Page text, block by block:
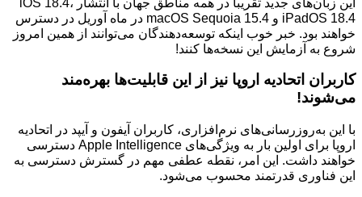
iPadOS 18.4 و macOS Sequoia 15.4 در ماه آوریل در دسترس
خواهند بود. خبر خوب اینکه توسعه‌دهندگان می‌توانند از همین امروز
شروع به آزمایش این نسخه‌ها کنند!
کاربران اتحادیه اروپا نیز از این قابلیت‌ها بهره‌مند
می‌شوند!
با این به‌روزرسانی‌های نرم‌افزاری، کاربران آیفون و آیپد در اتحادیه
اروپا برای اولین بار به ویژگی‌های Apple Intelligence دسترسی
خواهند داشت. این امر، نقطه عطفی مهم در گسترش دسترسی به
این فناوری قدرتمند محسوب می‌شود.